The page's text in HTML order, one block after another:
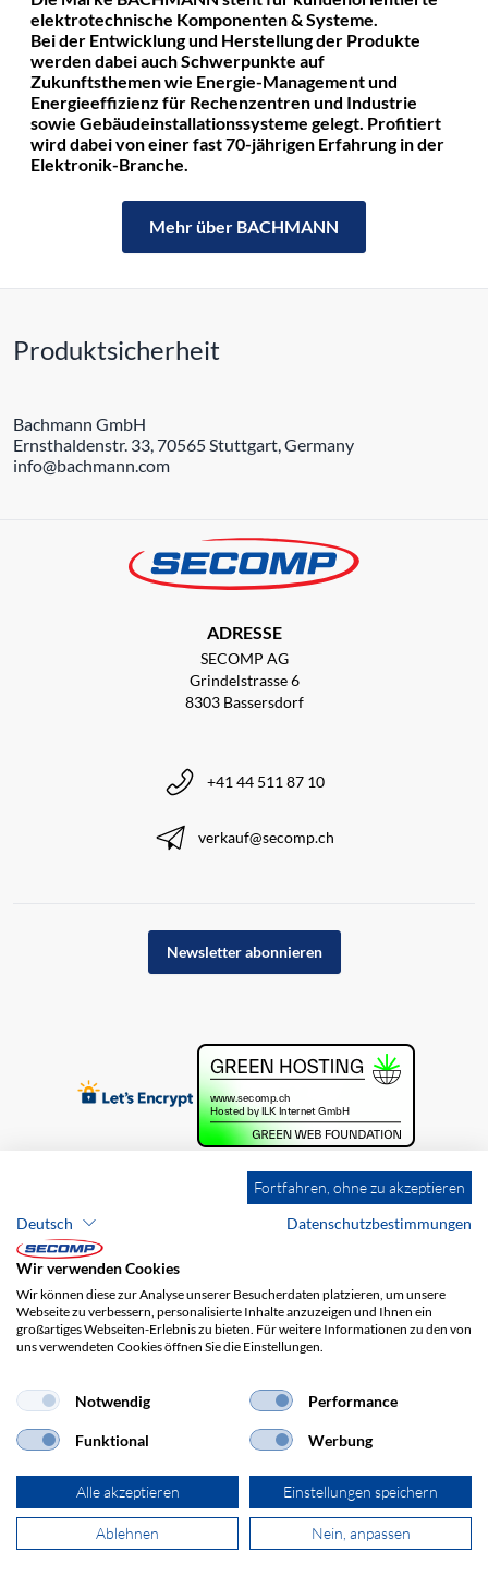
elektrotechnische Komponenten & Systeme.
Bei der Entwicklung und Herstellung der Produkte
werden dabei auch Schwerpunkte auf
Zukunftsthemen wie Energie-Management und
Energieeffizienz für Rechenzentren und Industrie
sowie Gebäudeinstallationssysteme gelegt. Profitiert
wird dabei von einer fast 70-jährigen Erfahrung in der
Elektronik-Branche.
Mehr über BACHMANN
Produktsicherheit
Bachmann GmbH
Ernsthaldenstr. 33, 70565 Stuttgart, Germany
info@bachmann.com
ADRESSE
SECOMP AG
Grindelstrasse 6
8303 Bassersdorf
+41 44 511 87 10
verkauf@secomp.ch
Newsletter abonnieren
Brands Impressum
AGB
Haftungsausschluss
Versandkosten
© 2026 SECOMP AG. Alle Rechte vorbehalten.
powered by polynorm
Fortfahren, ohne zu akzeptieren
Deutsch
Datenschutzbestimmungen
Wir verwenden Cookies
Wir können diese zur Analyse unserer Besucherdaten platzieren, um unsere
Webseite zu verbessern, personalisierte Inhalte anzuzeigen und Ihnen ein
großartiges Webseiten-Erlebnis zu bieten. Für weitere Informationen zu den von
uns verwendeten Cookies öffnen Sie die Einstellungen.
Notwendig Performance
Funktional Werbung
Alle akzeptieren Einstellungen speichern
Ablehnen Nein, anpassen